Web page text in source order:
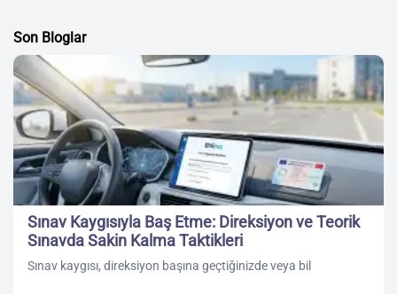
Son Bloglar
Sınav Kaygısıyla Baş Etme: Direksiyon ve Teorik
Sınavda Sakin Kalma Taktikleri
Sınav kaygısı, direksiyon başına geçtiğinizde veya bil